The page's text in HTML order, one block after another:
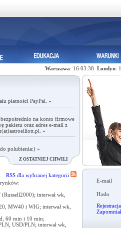
Warszawa: 16:03:38 Londyn:
płatności PayPal. »
na konto firmowe
pakietu oraz adres e-mail z
»
polubienia:) »
Z OSTATNIEJ CHWILI
RSS dla wybranej kategorii
interwał wk,
MW40 i WIG; interwał wk,
60 min i 10 min;
USD/PLN; interwał wk,
E-mail
Hasło
Rejestracja